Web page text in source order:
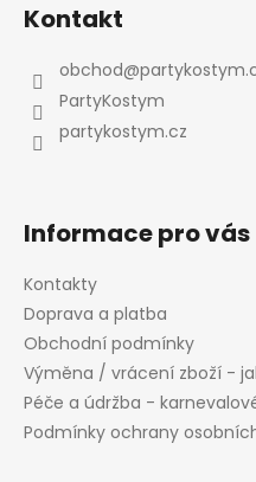
Kontakt
obchod@
PartyKostym
partykostym.cz
Informace pro vás
Kontakty
Doprava a platba
Obchodní podmínky
Výměna / vrácení zboží -
Péče a údržba -
Podmínky ochrany